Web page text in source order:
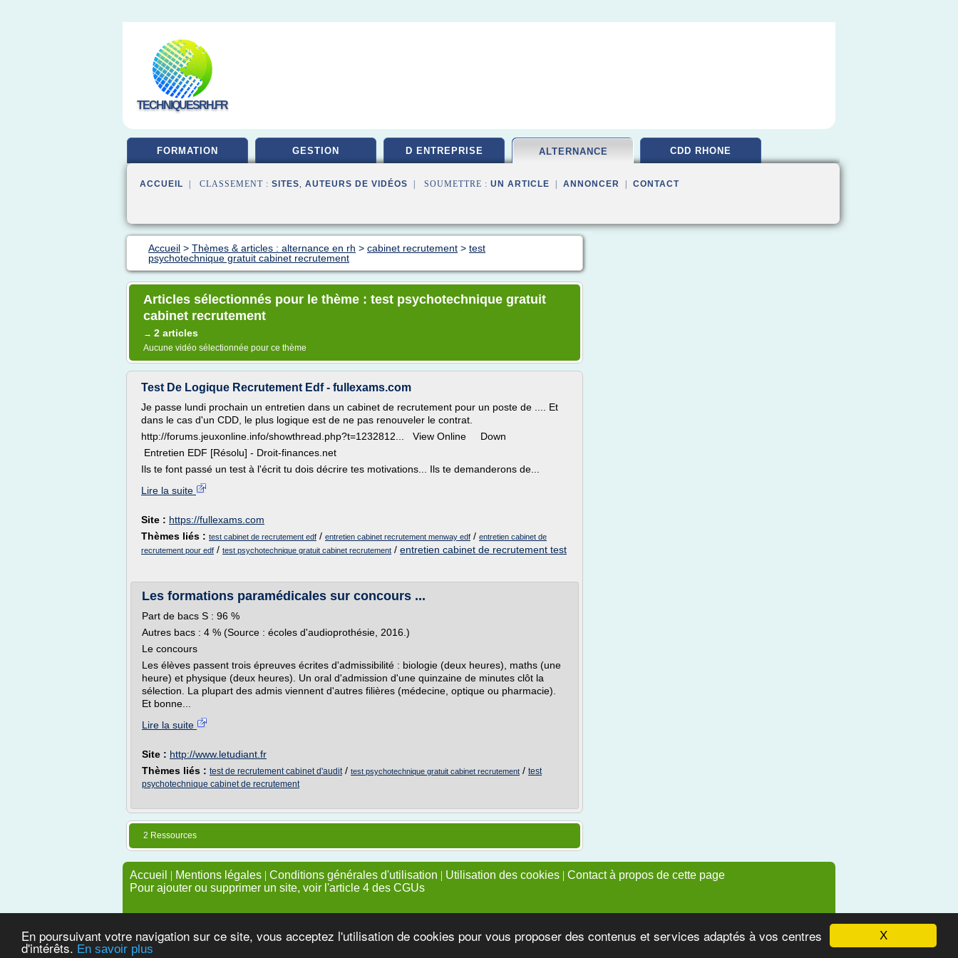
X
En poursuivant votre navigation sur ce site, vous acceptez l'utilisation de cookies pour vous proposer des contenus et services adaptés à vos centres
d'intérêts. En savoir plus
TECHNIQUESRH.FR
FORMATION GESTION D ENTREPRISE ALTERNANCE CDD RHONE
ACCUEIL | CLASSEMENT : SITES, AUTEURS DE VIDÉOS | SOUMETTRE : UN ARTICLE ANNONCER CONTACT
Accueil > Thèmes & articles : alternance en rh > cabinet recrutement > test
psychotechnique gratuit cabinet recrutement
Articles sélectionnés pour le thème : test psychotechnique gratuit
cabinet recrutement
→ 2 articles
Aucune vidéo sélectionnée pour ce thème
Test De Logique Recrutement Edf - fullexams.com
Je passe lundi prochain un entretien dans un cabinet de recrutement pour un poste de .... Et
dans le cas d'un CDD, le plus logique est de ne pas renouveler le contrat.
http://forums.jeuxonline.info/showthread.php?t=1232812... View Online Down
Entretien EDF [Résolu] - Droit-finances.net
Ils te font passé un test à l'écrit tu dois décrire tes motivations... Ils te demanderons de...
Lire la suite
Site : https://fullexams.com
Thèmes liés : test cabinet de recrutement edf / entretien cabinet recrutement menway edf / entretien cabinet de
recrutement pour edf / test psychotechnique gratuit cabinet recrutement / entretien cabinet de recrutement test
Les formations paramédicales sur concours ...
Part de bacs S : 96 %
Autres bacs : 4 % (Source : écoles d'audioprothésie, 2016.)
Le concours
Les élèves passent trois épreuves écrites d'admissibilité : biologie (deux heures), maths (une
heure) et physique (deux heures). Un oral d'admission d'une quinzaine de minutes clôt la
sélection. La plupart des admis viennent d'autres filières (médecine, optique ou pharmacie).
Et bonne...
Lire la suite
Site : http://www.letudiant.fr
Thèmes liés : test de recrutement cabinet d'audit/ test psychotechnique gratuit cabinet recrutement / test
psychotechnique cabinet de recrutement
2 Ressources
Accueil | Mentions légales | Conditions générales d'utilisation | Utilisation des cookies | Contact à propos de cette page
Pour ajouter ou supprimer un site, voir l'article 4 des CGUs